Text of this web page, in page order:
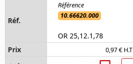
10.66620.000
OR 25,12.1,78
0,97 € H.T